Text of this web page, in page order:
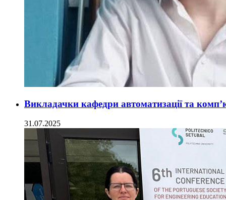
Викладачки кафедри автоматизації та
31.07.2025